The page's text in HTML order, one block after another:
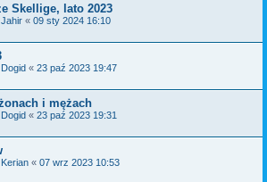
Skellige, lato 2023
Jahir « 09 sty 2024 16:10
Dogid « 23 paź 2023 19:47
i mężach
Dogid « 23 paź 2023 19:31
Kerian « 07 wrz 2023 10:53